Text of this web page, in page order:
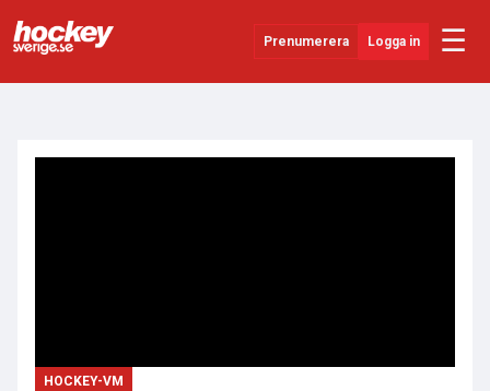
Prenumerera Logga in ☰
HOCKEY-VM